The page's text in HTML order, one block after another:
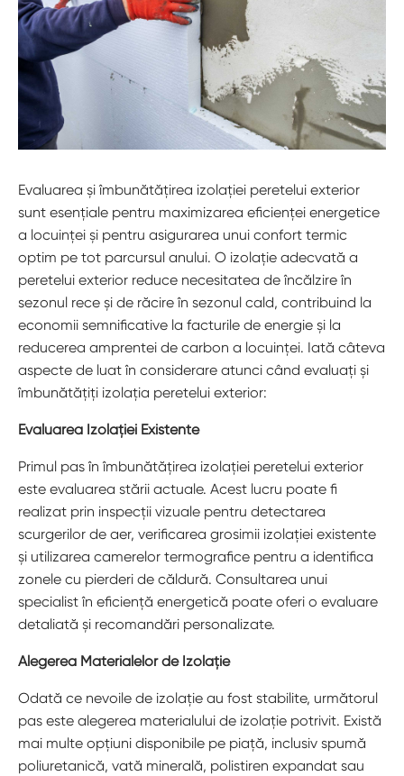
Evaluarea și îmbunătățirea izolației peretelui exterior
sunt esențiale pentru maximizarea eficienței energetice
a locuinței și pentru asigurarea unui confort termic
optim pe tot parcursul anului. O izolație adecvată a
peretelui exterior reduce necesitatea de încălzire în
sezonul rece și de răcire în sezonul cald, contribuind la
economii semnificative la facturile de energie și la
reducerea amprentei de carbon a locuinței. Iată câteva
aspecte de luat în considerare atunci când evaluați și
îmbunătățiți izolația peretelui exterior:
Evaluarea Izolației Existente
Primul pas în îmbunătățirea izolației peretelui exterior
este evaluarea stării actuale. Acest lucru poate fi
realizat prin inspecții vizuale pentru detectarea
scurgerilor de aer, verificarea grosimii izolației existente
și utilizarea camerelor termografice pentru a identifica
zonele cu pierderi de căldură. Consultarea unui
specialist în eficiență energetică poate oferi o evaluare
detaliată și recomandări personalizate.
Alegerea Materialelor de Izolație
Odată ce nevoile de izolație au fost stabilite, următorul
pas este alegerea materialului de izolație potrivit. Există
mai multe opțiuni disponibile pe piață, inclusiv spumă
poliuretanică, vată minerală, polistiren expandat sau